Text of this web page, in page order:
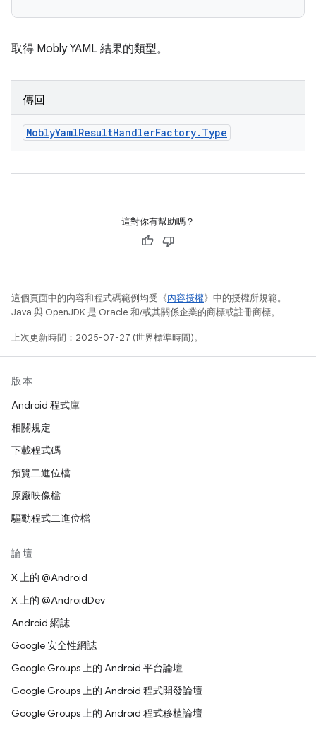
取得 Mobly YAML 結果的類型。
傳回
MoblyYamlResultHandlerFactory. Type
這對你有幫助嗎？
這個頁面中的內容和程式碼範例均受《內容授權》中的授權所規範。
Java 與 OpenJDK 是 Oracle 和/或其關係企業的商標或註冊商標。
上次更新時間：2025-07-27 (世界標準時間)。
版本
Android 程式庫
相關規定
下載程式碼
預覽二進位檔
原廠映像檔
驅動程式二進位檔
論壇
X 上的 @Android
X 上的 @AndroidDev
Android 網誌
Google 安全性網誌
Google Groups 上的 Android 平台論壇
Google Groups 上的 Android 程式開發論壇
Google Groups 上的 Android 程式移植論壇